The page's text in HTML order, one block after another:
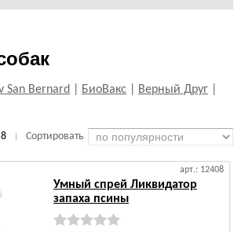
San Bernard БиоВакс Верный Друг
8 Сортировать
арт.: 12408
Умный спрей Ликвидатор
запаха псины